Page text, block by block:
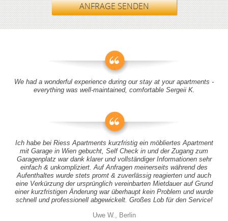
ANFRAGE SENDEN
We had a wonderful experience during our stay at your apartments -
everything was well-maintained, comfortable Sergeii K.
Ich habe bei Riess Apartments kurzfristig ein möbliertes Apartment
mit Garage in Wien gebucht, Self Check in und der Zugang zum
Garagenplatz war dank klarer und vollständiger Informationen sehr
einfach & unkompliziert. Auf Anfragen meinerseits während des
Aufenthaltes wurde stets promt & zuverlässig reagierten und auch
eine Verkürzung der ursprünglich vereinbarten Mietdauer auf Grund
einer kurzfristigen Änderung war überhaupt kein Problem und wurde
schnell und professionell abgewickelt. Großes Lob für den Service!
Uwe W., Berlin